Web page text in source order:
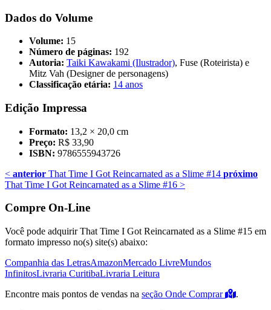
Dados do Volume
Volume: 15
Número de páginas: 192
Autoria: Taiki Kawakami (Ilustrador), Fuse (Roteirista) e
Mitz Vah (Designer de personagens)
Classificação etária: 14 anos
Edição Impressa
Formato: 13,2 × 20,0 cm
Preço: R$ 33,90
ISBN: 9786555943726
< anterior That Time I Got Reincarnated as a Slime #14 próximo
That Time I Got Reincarnated as a Slime #16 >
Compre On-Line
Você pode adquirir That Time I Got Reincarnated as a Slime #15 em
formato impresso no(s) site(s) abaixo:
Companhia das LetrasAmazonMercado LivreMundos
InfinitosLivraria CuritibaLivraria Leitura
Encontre mais pontos de vendas na seção Onde Comprar .